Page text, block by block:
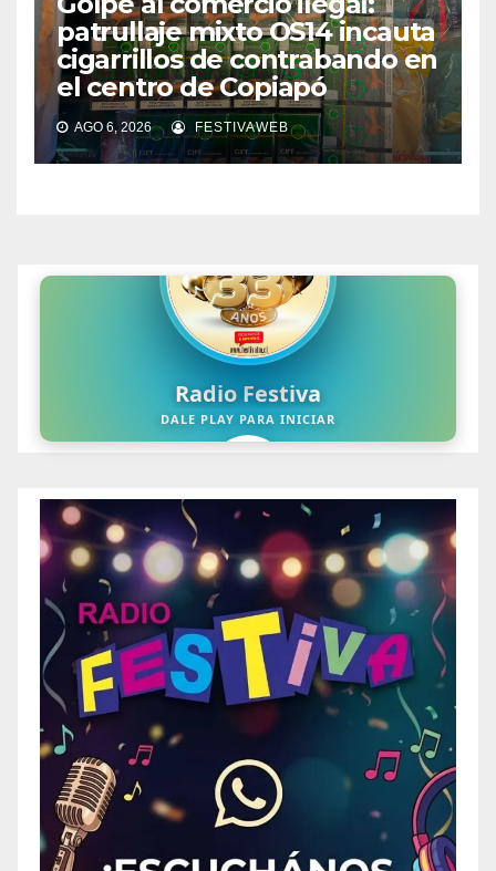
patrullaje mixto OS14 incauta
cigarrillos de contrabando en
el centro de Copiapó
AGO 6, 2026 FESTIVAWEB